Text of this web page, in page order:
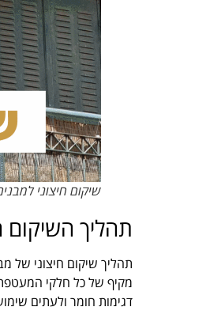
שיקום חיצוני
תהליך השיקום
תהליך שיקום חיצוני של
מקיף של כל חלקי המעטפת
דגימות חומר ולעתים